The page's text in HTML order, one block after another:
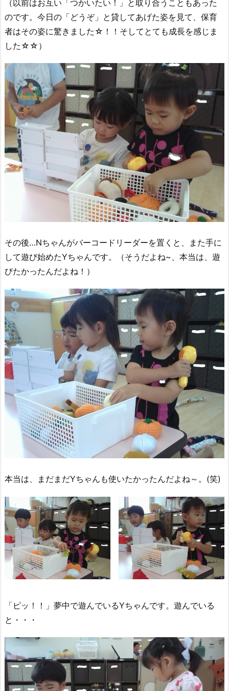
（以前はお互い「つかいたい！」と取り合うこともあった
のです。今日の「どうぞ」と貸してあげた姿を見て、保育
者はその姿に驚きました☆！！そしてとても成長を感じま
した☆☆）
その後…Nちゃんがバーコードリーダーを置くと、また手に
して遊び始めたYちゃんです。（そうだよね~、本当は、遊
びたかったんだよね！）
本当は、まだまだYちゃんも使いたかったんだよね～。(笑)
「ピッ！！」夢中で遊んでいるYちゃんです。遊んでいる
と・・・